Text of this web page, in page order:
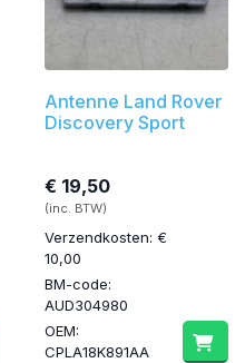
Antenne Land Rover
Discovery Sport
€ 19,50
(inc. BTW)
Verzendkosten: €
10,00
BM-code:
AUD304980
OEM:
CPLA18K891AA